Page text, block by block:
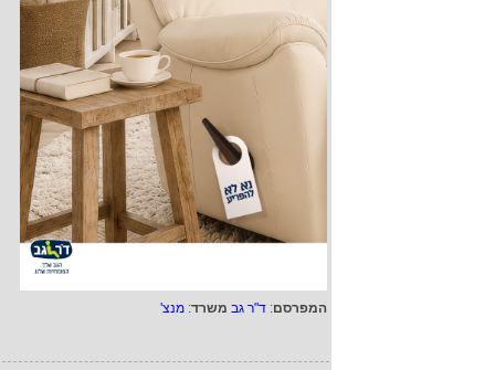
המפרסם: ד"ר גב משרד: מנצ'